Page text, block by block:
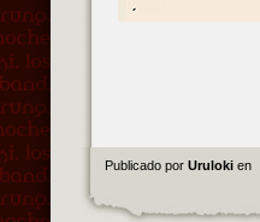
Publicado por Uruloki en